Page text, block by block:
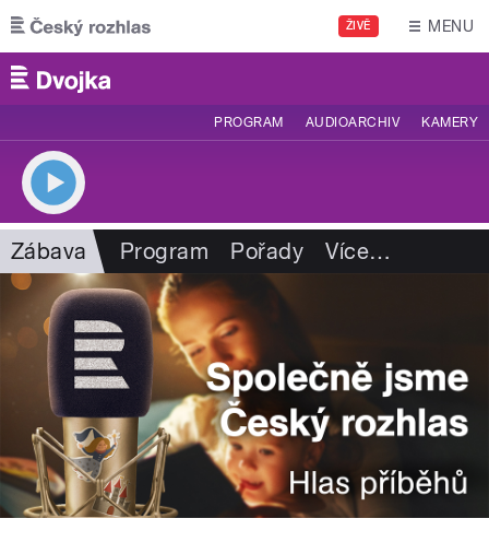
Přejít k hlavnímu obsahu
ŽIVĚ MENU
PROGRAM AUDIOARCHIV KAMERY
Zábava Program Pořady Více…